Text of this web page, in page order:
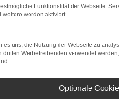
beheben.
auf dem neuesten Stand
kann auch dazu führen,
uns bitte. Wir werden
Funktionalität der Webseite.
weitere werden aktiviert.
es uns, die Nutzung der Webseite zu
dritten Werbetreibenden verwendet
Optionale